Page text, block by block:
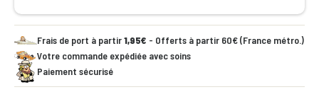
Frais de port à partir1,95€ - Offerts à partir 60€ (France métro.)
Votre commande expédiée avec soins
Paiement sécurisé